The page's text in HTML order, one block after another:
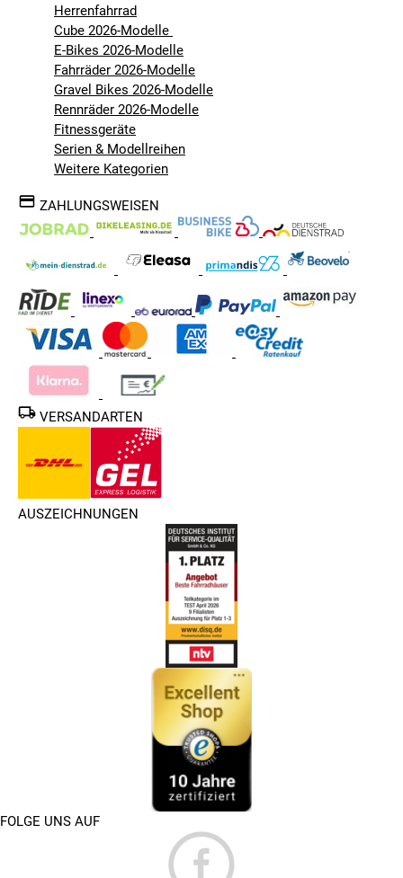
Herrenfahrrad
Cube 2026-Modelle
E-Bikes 2026-Modelle
Fahrräder 2026-Modelle
Gravel Bikes 2026-Modelle
Rennräder 2026-Modelle
Fitnessgeräte
Serien & Modellreihen
Weitere Kategorien
ZAHLUNGSWEISEN
VERSANDARTEN
AUSZEICHNUNGEN
FOLGE UNS AUF